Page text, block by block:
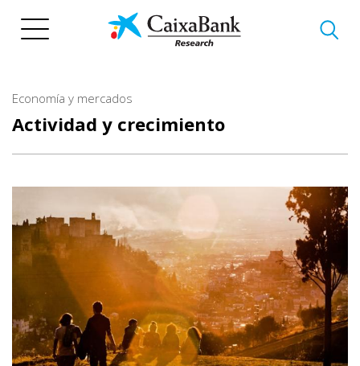
Economía y mercados
Actividad y crecimiento